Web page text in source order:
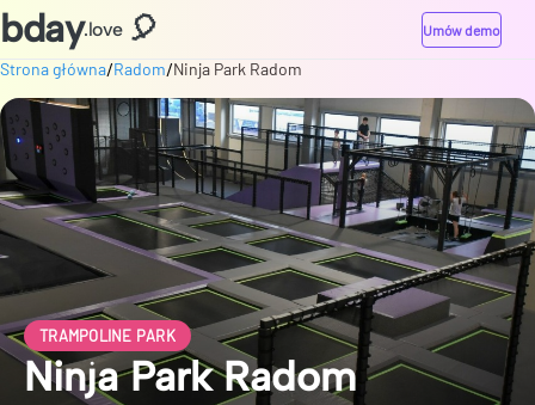
bday.love 🎈 Umów demo
Strona główna/Radom/Ninja Park Radom
TRAMPOLINE PARK
Ninja Park Radom